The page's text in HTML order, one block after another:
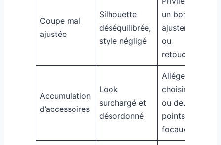
Coupe mal
ajustée
Silhouette
déséquilibrée,
style négligé
un bon
ajustement
ou
retouches
Accumulation
d’accessoires
Look
surchargé et
désordonné
Alléger et
choisir un
ou deux
points
focaux